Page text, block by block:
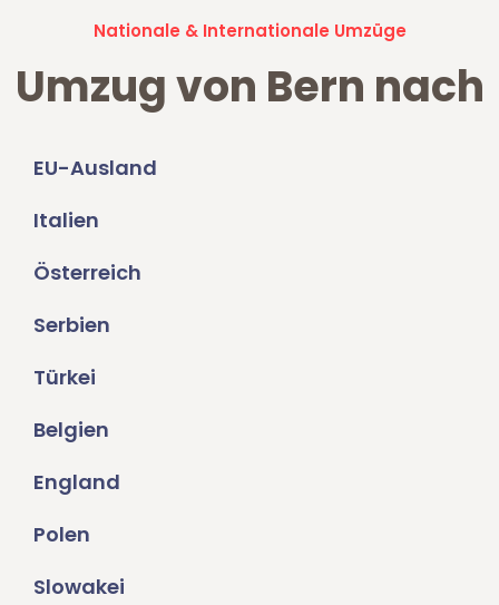
Nationale & Internationale Umzüge
Umzug von Bern nach
EU-Ausland
Italien
Österreich
Serbien
Türkei
Belgien
England
Polen
Slowakei